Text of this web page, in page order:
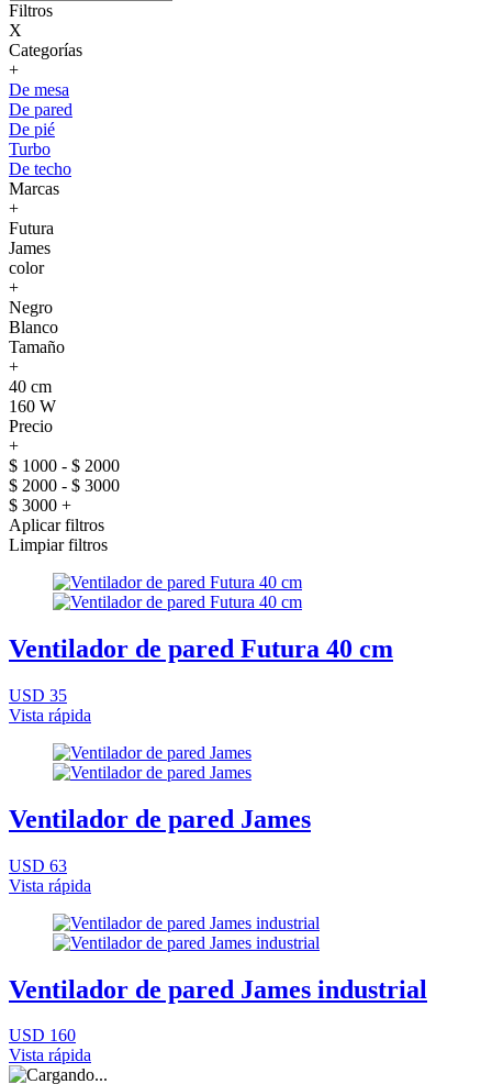
Filtros
X
Categorías
+
De mesa
De pared
De pié
Turbo
De techo
Marcas
+
Futura
James
color
+
Negro
Blanco
Tamaño
+
40 cm
160 W
Precio
+
$ 1000 - $ 2000
$ 2000 - $ 3000
$ 3000 +
Aplicar filtros
Limpiar filtros
Ventilador de pared Futura 40 cm
USD 35
Vista rápida
Ventilador de pared James
USD 63
Vista rápida
Ventilador de pared James industrial
USD 160
Vista rápida